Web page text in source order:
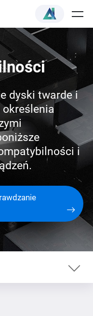
dyski twarde i
określenia
i